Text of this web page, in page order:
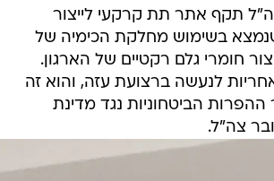
תקף אתר תת קרקעי לייצור
בשימוש מחלקת הכימיה של
חומרי גלם רקטיים של הארגון.
לנעשה ברצועת עזה, והוא זה
הביטחוניות נגד מדינת
צה"ל.